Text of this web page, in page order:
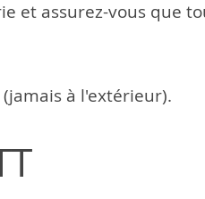
et assurez-vous que
à l'extérieur).